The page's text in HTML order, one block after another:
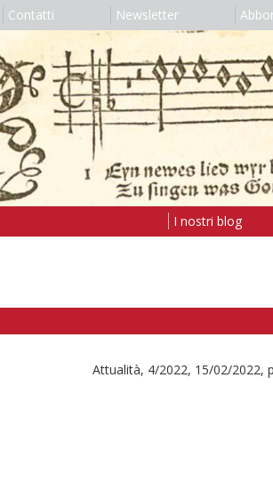
Contatti Newsletter
I nostri blog
Attualità, 4/2022, 15/02/2022,